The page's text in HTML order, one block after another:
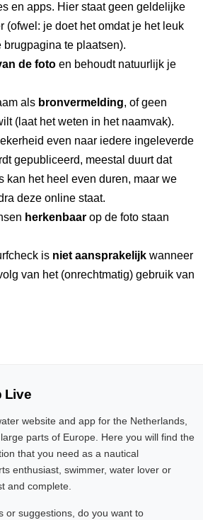
en apps. Hier staat geen geldelijke
(ofwel: je doet het omdat je het leuk
brugpagina te plaatsen).
de foto en behoudt natuurlijk je
als bronvermelding, of geen
(laat het weten in het naamvak).
even naar iedere ingeleverde
gepubliceerd, meestal duurt dat
kan het heel even duren, maar we
deze online staat.
herkenbaar op de foto staan
is niet aansprakelijk wanneer
van het (onrechtmatig) gebruik van
Live
website and app for the Netherlands,
parts of Europe. Here you will find the
that you need as a nautical
enthusiast, swimmer, water lover or
and complete.
or suggestions, do you want to